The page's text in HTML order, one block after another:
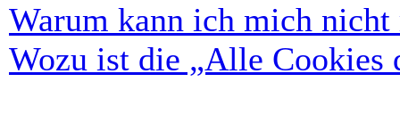
Warum kann ich mich nicht
Wozu ist die „Alle Cookies